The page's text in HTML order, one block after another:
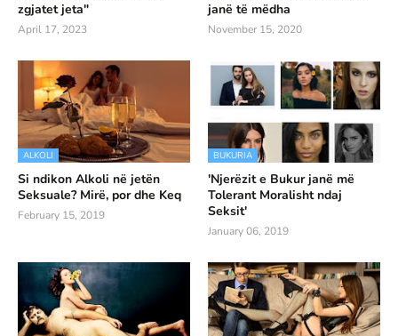
zgjatet jeta"
April 17, 2023
janë të mëdha
November 15, 2020
ALKOLI
Si ndikon Alkoli në jetën
Seksuale? Mirë, por dhe Keq
February 15, 2019
BUKURIA
'Njerëzit e Bukur janë më
Tolerant Moralisht ndaj
Seksit'
January 06, 2019